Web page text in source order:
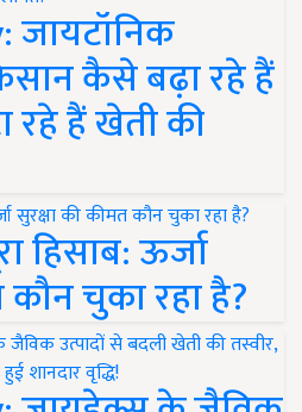
जायटॉनिक
कैसे बढ़ा रहे हैं
रहे हैं खेती की
हिसाब: ऊर्जा
चुका रहा है?